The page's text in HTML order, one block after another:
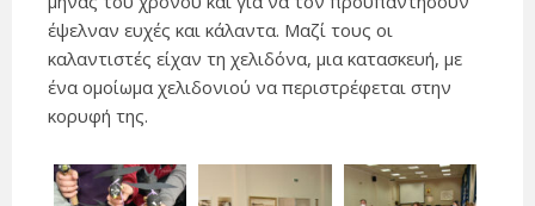
έψελναν ευχές και κάλαντα. Μαζί τους οι
καλαντιστές είχαν τη χελιδόνα, μια κατασκευή, με
ένα ομοίωμα χελιδονιού να περιστρέφεται στην
κορυφή της.